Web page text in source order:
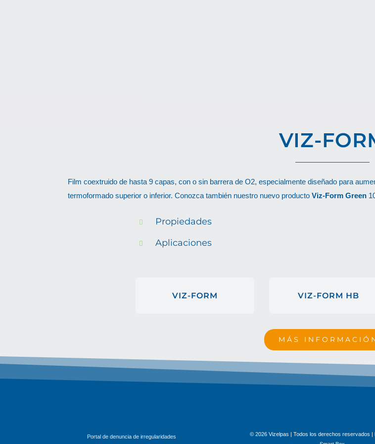
VIZ-
Film coextruido de hasta 9 capas, con o sin barrera de O2, especialmente diseñado para
termoformado superior o inferior. Conozca también nuestro nuevo producto Viz-Form Green
Propiedades
Aplicaciones
VIZ-FORM VIZ-FORM HB
MÁS
Portal de denuncia de irregularidades
© 2026 Vizelpas | Todos los derechos reservados |